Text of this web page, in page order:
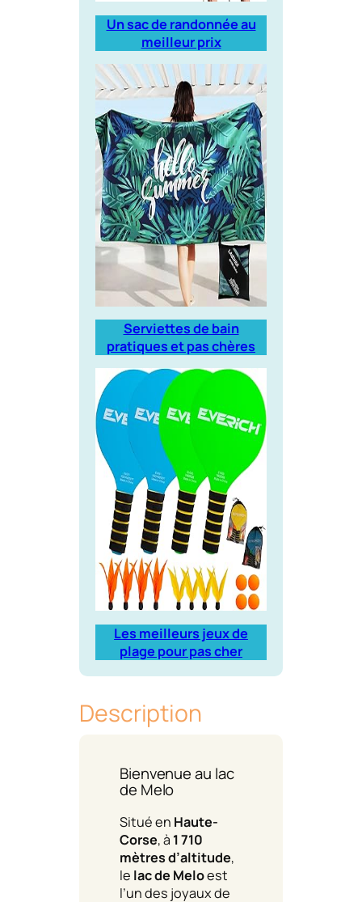
Un sac de randonnée au
meilleur prix
Serviettes de bain
pratiques et pas chères
Les meilleurs jeux de
plage pour pas cher
Description
Bienvenue au lac
de Melo
Situé en Haute-
Corse, à 1 710
mètres d’altitude,
le lac de Meloest
l’un des joyaux de